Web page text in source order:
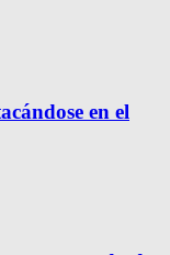
en el